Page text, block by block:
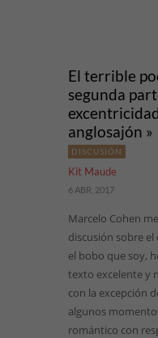
El terrible
segunda
anglosajón »
DISCUSIÓN
Kit Maude
6 ABR, 2017
Marcelo Cohen
discusión sobre el
el bobo que soy,
texto excelente y
con la excepción
algunos
romántico con